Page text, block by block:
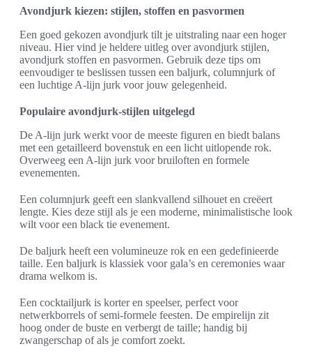
Avondjurk kiezen: stijlen, stoffen en pasvormen
Een goed gekozen avondjurk tilt je uitstraling naar een hoger
niveau. Hier vind je heldere uitleg over avondjurk stijlen,
avondjurk stoffen en pasvormen. Gebruik deze tips om
eenvoudiger te beslissen tussen een baljurk, columnjurk of
een luchtige A-lijn jurk voor jouw gelegenheid.
Populaire avondjurk-stijlen uitgelegd
De A-lijn jurk werkt voor de meeste figuren en biedt balans
met een getailleerd bovenstuk en een licht uitlopende rok.
Overweeg een A-lijn jurk voor bruiloften en formele
evenementen.
Een columnjurk geeft een slankvallend silhouet en creëert
lengte. Kies deze stijl als je een moderne, minimalistische look
wilt voor een black tie evenement.
De baljurk heeft een volumineuze rok en een gedefinieerde
taille. Een baljurk is klassiek voor gala’s en ceremonies waar
drama welkom is.
Een cocktailjurk is korter en speelser, perfect voor
netwerkborrels of semi-formele feesten. De empirelijn zit
hoog onder de buste en verbergt de taille; handig bij
zwangerschap of als je comfort zoekt.